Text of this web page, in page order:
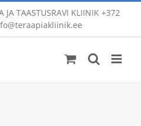
JA TAASTUSRAVI KLIINIK +372